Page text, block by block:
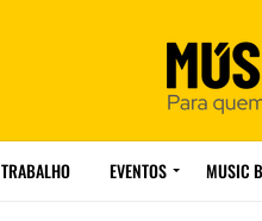
TRABALHO EVENTOS MUSIC